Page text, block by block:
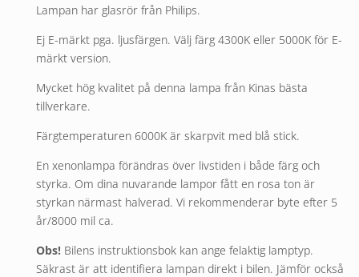
Lampan har glasrör från Philips.
Ej E-märkt pga. ljusfärgen. Välj färg 4300K eller 5000K för E-
märkt version.
Mycket hög kvalitet på denna lampa från Kinas bästa
tillverkare.
Färgtemperaturen 6000K är skarpvit med blå stick.
En xenonlampa förändras över livstiden i både färg och
styrka. Om dina nuvarande lampor fått en rosa ton är
styrkan närmast halverad. Vi rekommenderar byte efter 5
år/8000 mil ca.
Obs! Bilens instruktionsbok kan ange felaktig lamptyp.
Säkrast är att identifiera lampan direkt i bilen. Jämför också